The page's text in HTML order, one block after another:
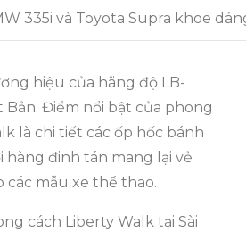
335i và Toyota Supra khoe
hiệu của hãng độ LB-
Bản. Điểm nổi bật của phong
là chi tiết các ốp hốc bánh
hàng đinh tán mang lại vẻ
các mẫu xe thể thao.
cách Liberty Walk tại Sài